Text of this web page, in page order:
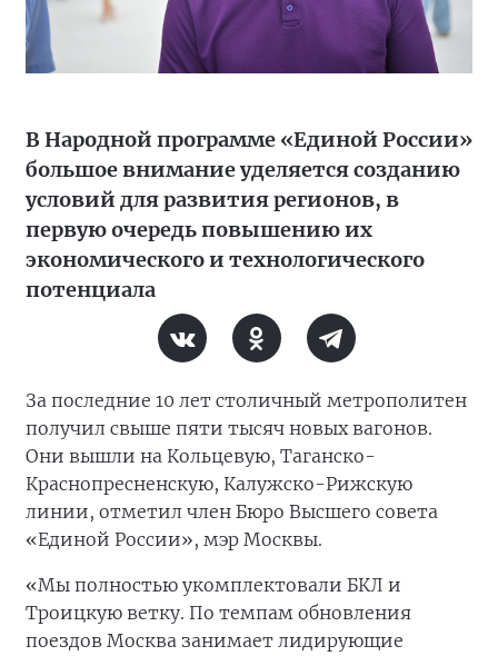
В Народной программе «Единой России»
большое внимание уделяется созданию
условий для развития регионов, в
первую очередь повышению их
экономического и технологического
потенциала
За последние 10 лет столичный метрополитен
получил свыше пяти тысяч новых вагонов.
Они вышли на Кольцевую, Таганско-
Краснопресненскую, Калужско-Рижскую
линии, отметил член Бюро Высшего совета
«Единой России», мэр Москвы.
«Мы полностью укомплектовали БКЛ и
Троицкую ветку. По темпам обновления
поездов Москва занимает лидирующие